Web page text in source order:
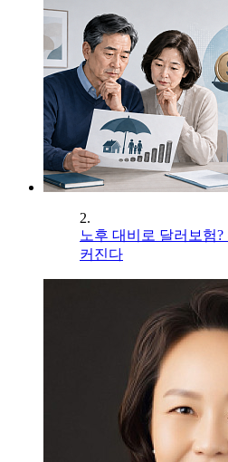
2.
노후 대비로 달러보험
커진다